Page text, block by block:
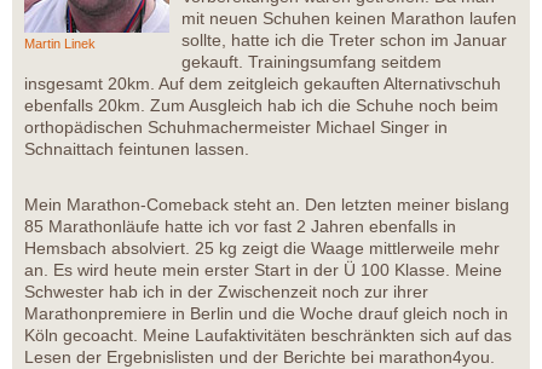
Martin Linek
mit neuen Schuhen keinen Marathon laufen
sollte, hatte ich die Treter schon im Januar
gekauft. Trainingsumfang seitdem
insgesamt 20km. Auf dem zeitgleich gekauften Alternativschuh
ebenfalls 20km. Zum Ausgleich hab ich die Schuhe noch beim
orthopädischen Schuhmachermeister Michael Singer in
Schnaittach feintunen lassen.
Mein Marathon-Comeback steht an. Den letzten meiner bislang
85 Marathonläufe hatte ich vor fast 2 Jahren ebenfalls in
Hemsbach absolviert. 25 kg zeigt die Waage mittlerweile mehr
an. Es wird heute mein erster Start in der Ü 100 Klasse. Meine
Schwester hab ich in der Zwischenzeit noch zur ihrer
Marathonpremiere in Berlin und die Woche drauf gleich noch in
Köln gecoacht. Meine Laufaktivitäten beschränkten sich auf das
Lesen der Ergebnislisten und der Berichte bei marathon4you.